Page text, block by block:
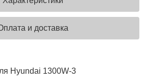
и доставка
Hyundai 1300W-3